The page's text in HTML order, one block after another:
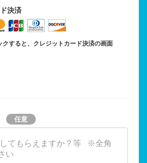
決済
すると、クレジットカード決済の画面